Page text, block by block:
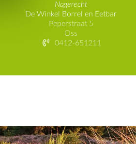
Nagerecht
De Winkel Borrel en Eetbar
Peperstraat 5
Oss
0412-651211